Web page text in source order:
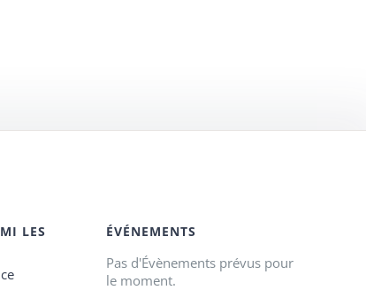
LES
ÉVÉNEMENTS
Pas d'Évènements prévus pour
le moment.